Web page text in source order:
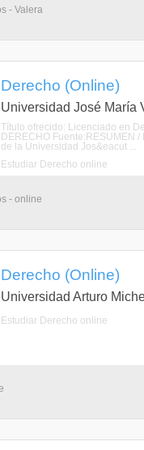
- Valera
Derecho (Online)
Universidad José María
Título ofrecido: Licenciado en
DERECHO Fuente:RESUMEN
de la Universidad Jos&eacut ...
Estudiar Derecho online
- online
Derecho (Online)
Universidad Arturo
Estudiar Derecho online